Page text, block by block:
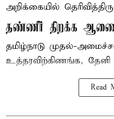
அறிக்கையில்
தண்ணீர் திறக்க
தமிழ்நாடு முதல்-
உத்தரவிற்கிணங்க, தேனி
Read